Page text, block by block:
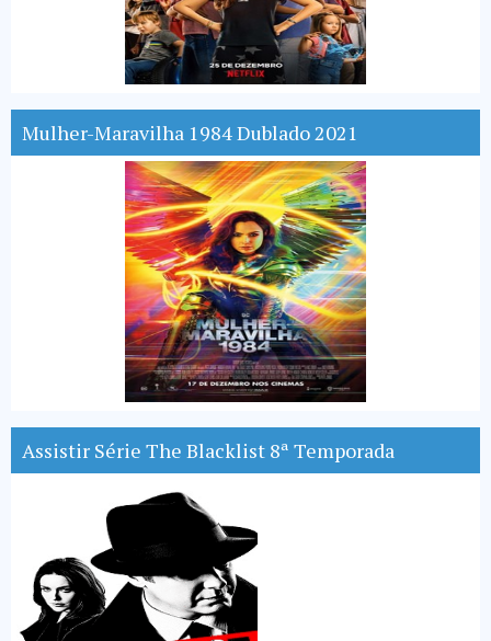
Mulher-Maravilha 1984 Dublado 2021
Assistir Série The Blacklist 8ª Temporada